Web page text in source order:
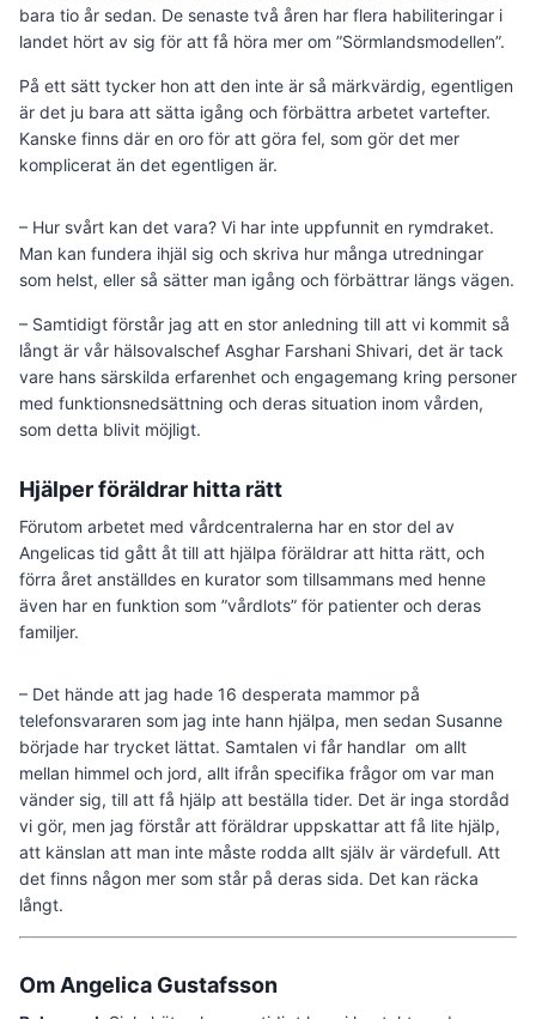
bara tio år sedan. De senaste två åren har flera habiliteringar i
landet hört av sig för att få höra mer om ”Sörmlandsmodellen”.
På ett sätt tycker hon att den inte är så märkvärdig, egentligen
är det ju bara att sätta igång och förbättra arbetet vartefter.
Kanske finns där en oro för att göra fel, som gör det mer
komplicerat än det egentligen är.
– Hur svårt kan det vara? Vi har inte uppfunnit en rymdraket.
Man kan fundera ihjäl sig och skriva hur många utredningar
som helst, eller så sätter man igång och förbättrar längs vägen.
– Samtidigt förstår jag att en stor anledning till att vi kommit så
långt är vår hälsovalschef Asghar Farshani Shivari, det är tack
vare hans särskilda erfarenhet och engagemang kring personer
med funktionsnedsättning och deras situation inom vården,
som detta blivit möjligt.
Hjälper föräldrar hitta rätt
Förutom arbetet med vårdcentralerna har en stor del av
Angelicas tid gått åt till att hjälpa föräldrar att hitta rätt, och
förra året anställdes en kurator som tillsammans med henne
även har en funktion som ”vårdlots” för patienter och deras
familjer.
– Det hände att jag hade 16 desperata mammor på
telefonsvararen som jag inte hann hjälpa, men sedan Susanne
började har trycket lättat. Samtalen vi får handlar om allt
mellan himmel och jord, allt ifrån specifika frågor om var man
vänder sig, till att få hjälp att beställa tider. Det är inga stordåd
vi gör, men jag förstår att föräldrar uppskattar att få lite hjälp,
att känslan att man inte måste rodda allt själv är värdefull. Att
det finns någon mer som står på deras sida. Det kan räcka
långt.
Om Angelica Gustafsson